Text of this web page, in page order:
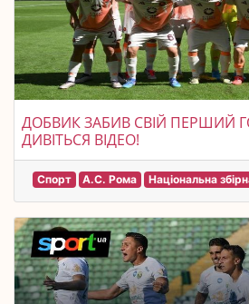
ДОБВИК ЗАБИВ СВІЙ ПЕРШИЙ
ДИВІТЬСЯ ВІДЕО!
Спорт А.С. Рома Національна